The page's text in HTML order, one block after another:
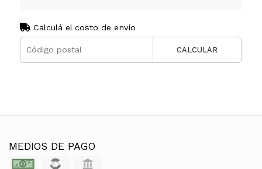
Calculá el costo de envío
CALCULAR
MEDIOS DE PAGO